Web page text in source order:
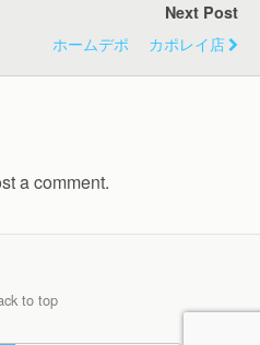
Next Post
ホームデポ カポレイ店
a comment.
to top